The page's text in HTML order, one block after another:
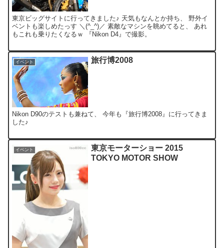
東京ビッグサイトに行ってきました♪ 天気もなんとか持ち、 野外イ
ベントも楽しめたっす ＼(^_^)／ 素敵なマシンを眺めてると、 あれ
もこれも乗りたくなるｗ 『Nikon D4』で撮影。
イベント 旅行博2008
Nikon D90のテストも兼ねて、 今年も『旅行博2008』に行ってきま
した♪
イベント
東京モーターショー 2015
TOKYO MOTOR SHOW